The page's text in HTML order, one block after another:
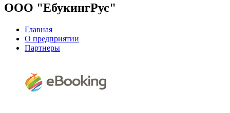
ООО "ЕбукингРус"
Главная
О предприятии
Партнеры